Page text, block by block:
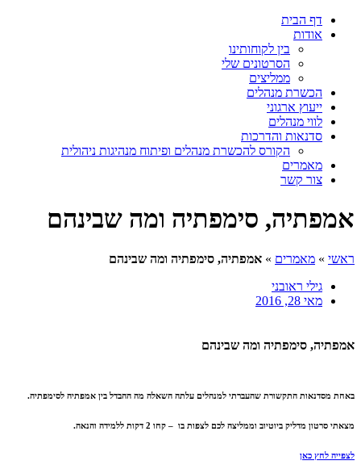
דף הבית
אודות
בין לקוחותינו
הסרטונים שלי
ממליצים
הכשרת מנהלים
ייעוץ ארגוני
לווי מנהלים
סדנאות והדרכות
הקורס להכשרת מנהלים ופיתוח מנהיגות ניהולית
מאמרים
צור קשר
אמפתיה, סימפתיה ומה שבינהם
ראשי » מאמרים » אמפתיה, סימפתיה ומה שבינהם
גילי ראובני
מאי 28, 2016
אמפתיה, סימפתיה ומה שבינהם
באחת מסדנאות התקשורת שהעברתי למנהלים עלתה השאלה מה ההבדל בין אמפתיה לסימפתיה.
מצאתי סרטון מדליק ביוטיוב וממליצה לכם לצפות בו – קחו 2 דקות ללמידה והנאה.
לצפייה לחץ כאן